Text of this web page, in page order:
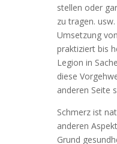
stellen oder
zu tragen.
Umsetzung
praktiziert bis
Legion in
diese
anderen Seite
Schmerz ist
anderen
Grund